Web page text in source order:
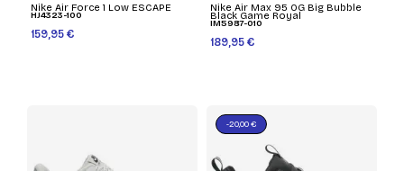
Nike Air Force 1 Low ESCAPE
HJ4323-100
159,95 €
Nike Air Max 95 OG Big Bubble
Black Game Royal
IM5987-010
189,95 €
-20,00 €